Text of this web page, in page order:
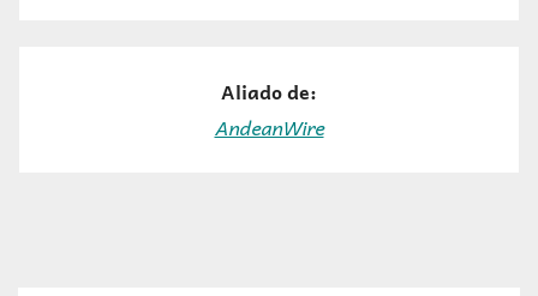
Aliado de:
AndeanWire